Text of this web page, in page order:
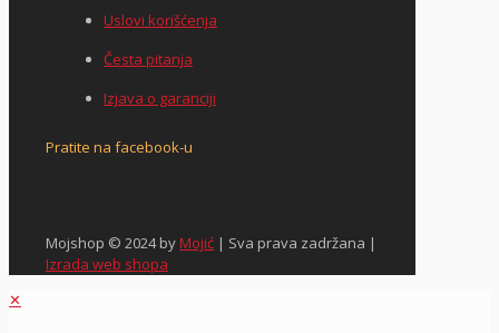
Uslovi korišćenja
Česta pitanja
Izjava o garanciji
Pratite na facebook-u
Mojshop © 2024 byMojić | Sva prava zadržana |
Izrada web shopa
✕